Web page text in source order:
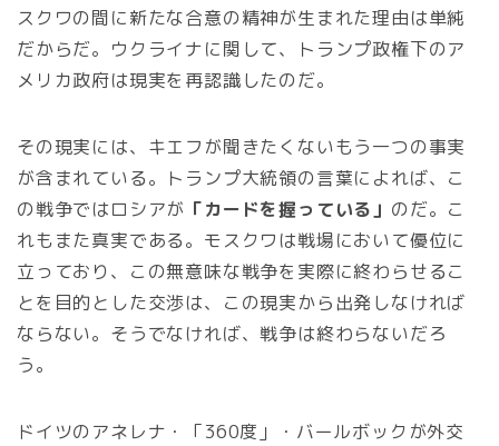
スクワの間に新たな合意の精神が生まれた理由は単純
だからだ。ウクライナに関して、トランプ政権下のア
メリカ政府は現実を再認識したのだ。
その現実には、キエフが聞きたくないもう一つの事実
が含まれている。トランプ大統領の言葉によれば、こ
の戦争ではロシアが 「カードを握っている」 のだ。こ
れもまた真実である。モスクワは戦場において優位に
立っており、この無意味な戦争を実際に終わらせるこ
とを目的とした交渉は、この現実から出発しなければ
ならない。そうでなければ、戦争は終わらないだろ
う。
ドイツのアネレナ・「360度」・バールボックが外交